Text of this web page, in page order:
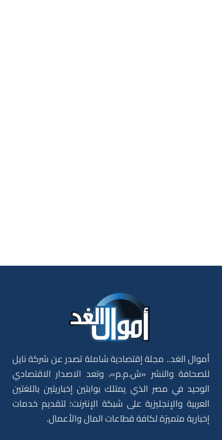
أموال الغد.. مجلة إقتصادية شاملة تصدر عن شركة نايل
للصحافة والنشر «ش.م.م»، وتعد الاصدار الاقتصادي
الوحيد في مصر الذي يمتلك بوابتين إخباريتين باللغتين
العربية والإنجليزية على شبكة الإنترنت؛ لتقديم خدمات
إخبارية متميزة لكافة قطاعات المال والأعمال.